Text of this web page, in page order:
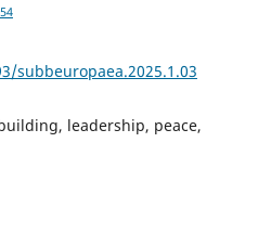
subbeuropaea.2025.1.03
leadership, peace,